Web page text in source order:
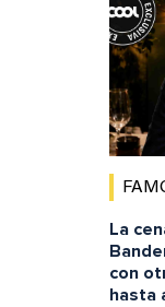
La
con
hasta